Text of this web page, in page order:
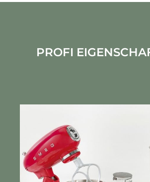
PROFI